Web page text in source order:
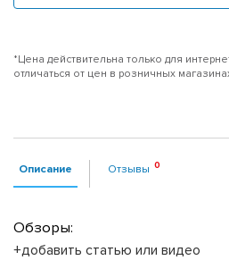
*Цена действительна только для
отличаться от цен в розничных
Описание Отзывы
Обзоры:
+добавить статью или видео